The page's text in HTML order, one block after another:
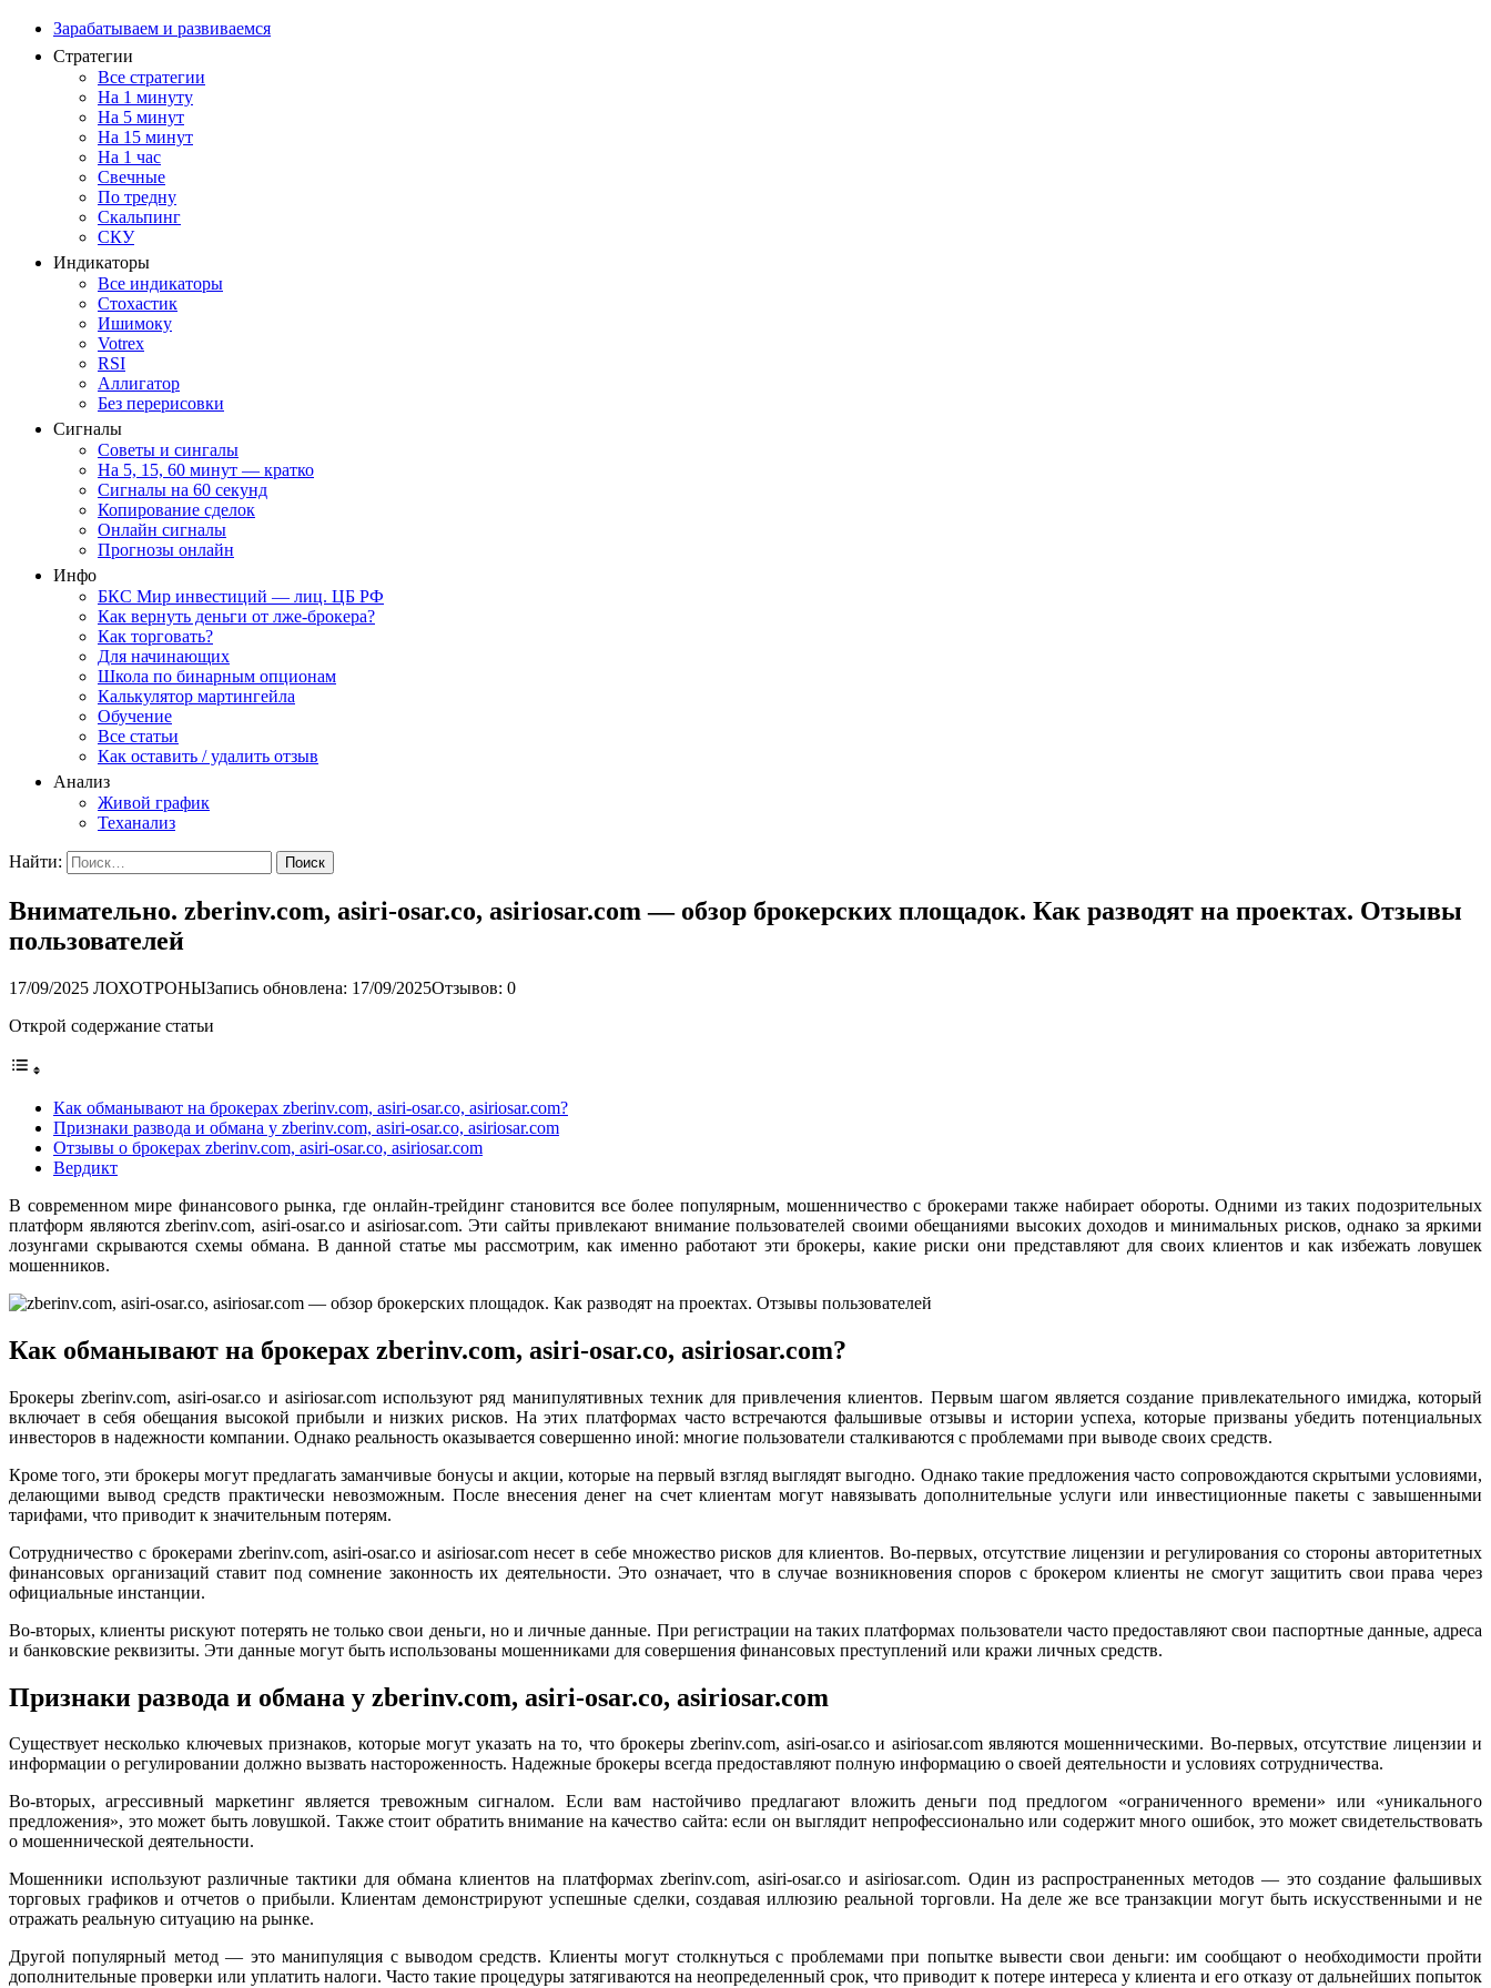
Зарабатываем и развиваемся
Стратегии
Все стратегии
На 1 минуту
На 5 минут
На 15 минут
На 1 час
Свечные
По тредну
Скальпинг
СКУ
Индикаторы
Все индикаторы
Стохастик
Ишимоку
Votrex
RSI
Аллигатор
Без перерисовки
Сигналы
Советы и сингалы
На 5, 15, 60 минут — кратко
Сигналы на 60 секунд
Копирование сделок
Онлайн сигналы
Прогнозы онлайн
Инфо
БКС Мир инвестиций — лиц. ЦБ РФ
Как вернуть деньги от лже-брокера?
Как торговать?
Для начинающих
Школа по бинарным опционам
Калькулятор мартингейла
Обучение
Все статьи
Как оставить / удалить отзыв
Анализ
Живой график
Теханализ
Найти:
Внимательно. zberinv.com, asiri-osar.co, asiriosar.com — обзор брокерских площадок. Как разводят на проектах. Отзывы
пользователей
17/09/2025 ЛОХОТРОНЫЗапись обновлена: 17/09/2025Отзывов: 0
Открой содержание статьи
Как обманывают на брокерах zberinv.com, asiri-osar.co, asiriosar.com?
Признаки развода и обмана у zberinv.com, asiri-osar.co, asiriosar.com
Отзывы о брокерах zberinv.com, asiri-osar.co, asiriosar.com
Вердикт
В современном мире финансового рынка, где онлайн-трейдинг становится все более популярным, мошенничество с брокерами также набирает обороты. Одними из таких подозрительных
платформ являются zberinv.com, asiri-osar.co и asiriosar.com. Эти сайты привлекают внимание пользователей своими обещаниями высоких доходов и минимальных рисков, однако за яркими
лозунгами скрываются схемы обмана. В данной статье мы рассмотрим, как именно работают эти брокеры, какие риски они представляют для своих клиентов и как избежать ловушек
мошенников.
Как обманывают на брокерах zberinv.com, asiri-osar.co, asiriosar.com?
Брокеры zberinv.com, asiri-osar.co и asiriosar.com используют ряд манипулятивных техник для привлечения клиентов. Первым шагом является создание привлекательного имиджа, который
включает в себя обещания высокой прибыли и низких рисков. На этих платформах часто встречаются фальшивые отзывы и истории успеха, которые призваны убедить потенциальных
инвесторов в надежности компании. Однако реальность оказывается совершенно иной: многие пользователи сталкиваются с проблемами при выводе своих средств.
Кроме того, эти брокеры могут предлагать заманчивые бонусы и акции, которые на первый взгляд выглядят выгодно. Однако такие предложения часто сопровождаются скрытыми условиями,
делающими вывод средств практически невозможным. После внесения денег на счет клиентам могут навязывать дополнительные услуги или инвестиционные пакеты с завышенными
тарифами, что приводит к значительным потерям.
Сотрудничество с брокерами zberinv.com, asiri-osar.co и asiriosar.com несет в себе множество рисков для клиентов. Во-первых, отсутствие лицензии и регулирования со стороны авторитетных
финансовых организаций ставит под сомнение законность их деятельности. Это означает, что в случае возникновения споров с брокером клиенты не смогут защитить свои права через
официальные инстанции.
Во-вторых, клиенты рискуют потерять не только свои деньги, но и личные данные. При регистрации на таких платформах пользователи часто предоставляют свои паспортные данные, адреса
и банковские реквизиты. Эти данные могут быть использованы мошенниками для совершения финансовых преступлений или кражи личных средств.
Признаки развода и обмана у zberinv.com, asiri-osar.co, asiriosar.com
Существует несколько ключевых признаков, которые могут указать на то, что брокеры zberinv.com, asiri-osar.co и asiriosar.com являются мошенническими. Во-первых, отсутствие лицензии и
информации о регулировании должно вызвать настороженность. Надежные брокеры всегда предоставляют полную информацию о своей деятельности и условиях сотрудничества.
Во-вторых, агрессивный маркетинг является тревожным сигналом. Если вам настойчиво предлагают вложить деньги под предлогом «ограниченного времени» или «уникального
предложения», это может быть ловушкой. Также стоит обратить внимание на качество сайта: если он выглядит непрофессионально или содержит много ошибок, это может свидетельствовать
о мошеннической деятельности.
Мошенники используют различные тактики для обмана клиентов на платформах zberinv.com, asiri-osar.co и asiriosar.com. Один из распространенных методов — это создание фальшивых
торговых графиков и отчетов о прибыли. Клиентам демонстрируют успешные сделки, создавая иллюзию реальной торговли. На деле же все транзакции могут быть искусственными и не
отражать реальную ситуацию на рынке.
Другой популярный метод — это манипуляция с выводом средств. Клиенты могут столкнуться с проблемами при попытке вывести свои деньги: им сообщают о необходимости пройти
дополнительные проверки или уплатить налоги. Часто такие процедуры затягиваются на неопределенный срок, что приводит к потере интереса у клиента и его отказу от дальнейших попыток